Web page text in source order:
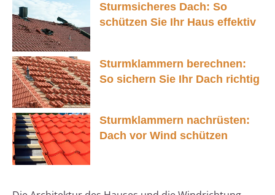
Sturmsicheres Dach: So
schützen Sie Ihr Haus effektiv
Sturmklammern berechnen:
So sichern Sie Ihr Dach richtig
Sturmklammern nachrüsten:
Dach vor Wind schützen